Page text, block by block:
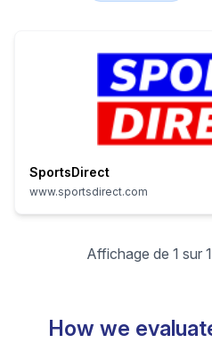
SportsDirect
www.sportsdirect.com
Affichage de 1 sur
How we